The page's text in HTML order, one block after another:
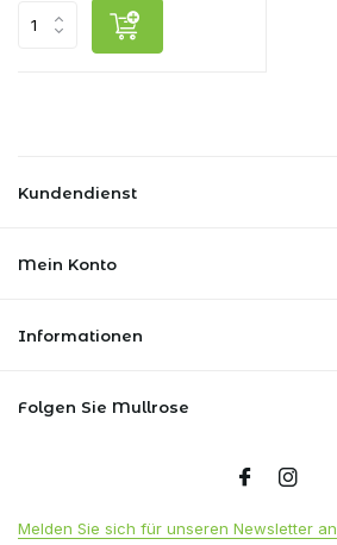
Kundendienst
Mein Konto
Informationen
Folgen Sie Mullrose
Melden Sie sich für unseren Newsletter an